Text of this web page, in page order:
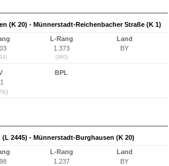
(K 20) - Münnerstadt-Reichenbacher Straße (K 1)
L-Rang
1.373
(960)
Land
BY
BPL
2445) - Münnerstadt-Burghausen (K 20)
L-Rang
1.237
Land
BY